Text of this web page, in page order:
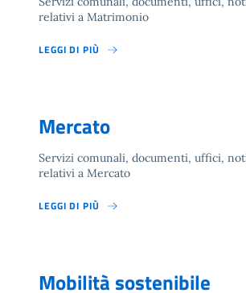
relativi a Matrimonio
LEGGI DI PIÙ
Mercato
Servizi comunali, documenti, uffici,
relativi a Mercato
LEGGI DI PIÙ
Mobilità sostenibile